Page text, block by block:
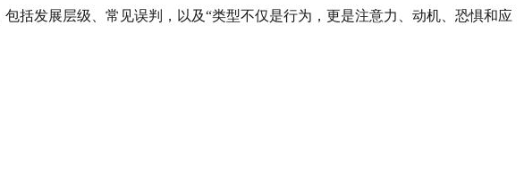
括发展层级、常见误判，以及“类型不仅是行为，更是注意力、动机、恐惧和应